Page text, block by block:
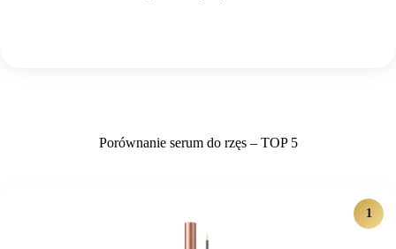
Porównanie serum do rzęs – TOP 5
1